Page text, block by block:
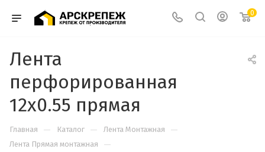
0
Лента
перфорированная
12х0.55 прямая
Главная — Каталог — Лента Монтажная —
Лента Прямая монтажная —